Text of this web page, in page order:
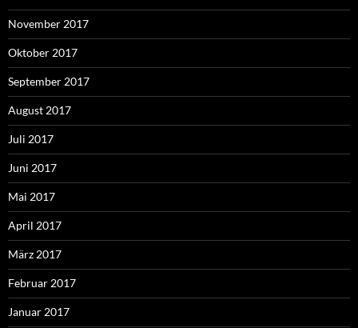
November 2017
Oktober 2017
September 2017
August 2017
Juli 2017
Juni 2017
Mai 2017
April 2017
März 2017
Februar 2017
Januar 2017